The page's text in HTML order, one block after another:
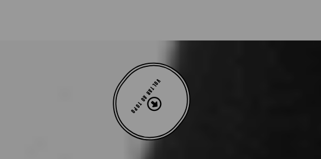
VOLTAR AO TOPO